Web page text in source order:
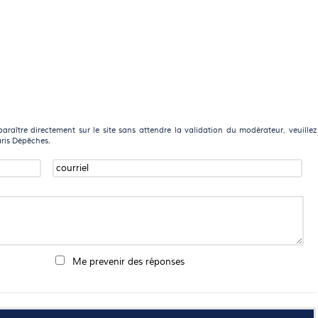
directement sur le site sans attendre la validation du modérateur, veuillez
Dépêches.
Me prevenir des réponses